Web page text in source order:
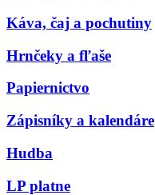
Káva, čaj a pochutiny
Hrnčeky a fľaše
Papiernictvo
Zápisníky a kalendáre
Hudba
LP platne